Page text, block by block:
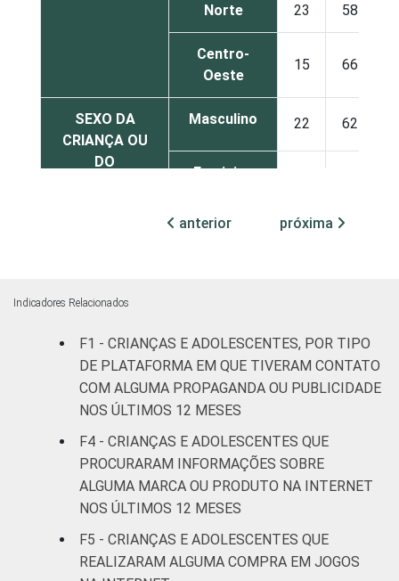
Norte 23 58
Centro-
Oeste
15 66
SEXO DA
CRIANÇA OU
DO
Masculino 22 62
Feminino
Até
II
Médio ou
16 73
FAIXA ETÁRIA
DA CRIANÇA
OU DO
ADOLESCENTE
De 9 a 10
anos
De 11 a 12
anterior próxima
Indicadores Relacionados
F1 - CRIANÇAS E ADOLESCENTES, POR TIPO
DE PLATAFORMA EM QUE TIVERAM CONTATO
COM ALGUMA PROPAGANDA OU PUBLICIDADE
NOS ÚLTIMOS 12 MESES
F4 - CRIANÇAS E ADOLESCENTES QUE
PROCURARAM INFORMAÇÕES SOBRE
ALGUMA MARCA OU PRODUTO NA INTERNET
NOS ÚLTIMOS 12 MESES
F5 - CRIANÇAS E ADOLESCENTES QUE
REALIZARAM ALGUMA COMPRA EM JOGOS